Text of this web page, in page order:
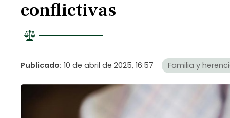
conflictivas
Publicado: 10 de abril de 2025, 16:57 Familia y